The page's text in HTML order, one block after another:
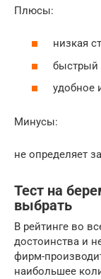
Плюсы:
низкая
быстрый
удобное
Минусы:
не определяет
Тест на
выбрать
В рейтинге во
достоинства и
фирм-
наибольшее